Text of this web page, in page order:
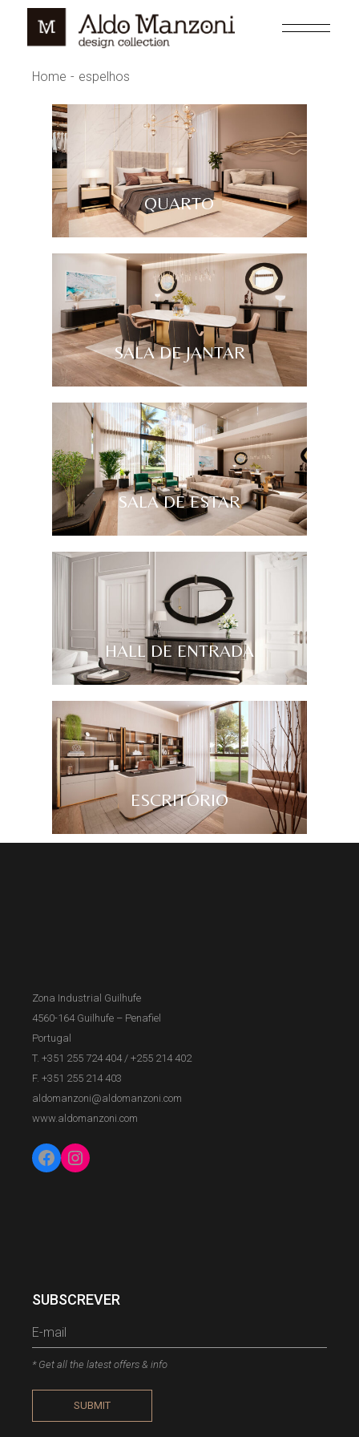
Home espelhos
QUARTO
SALA DE JANTAR
SALA DE ESTAR
HALL DE ENTRADA
ESCRITÓRIO
Zona Industrial Guilhufe
4560-164 Guilhufe – Penafiel
Portugal
T. +351 255 724 404/+255 214 402
F. +351 255 214 403
aldomanzoni@aldomanzoni.com
www.aldomanzoni.com
SUBSCREVER
* Get all the latest offers & info
SUBMIT